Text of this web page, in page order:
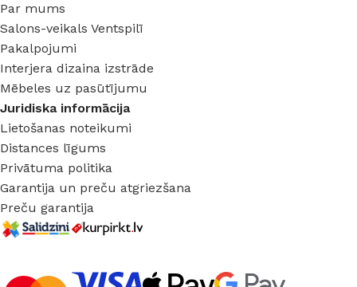
Par mums
Salons-veikals Ventspilī
Pakalpojumi
Interjera dizaina izstrāde
Mēbeles uz pasūtījumu
Juridiska informācija
Lietošanas noteikumi
Distances līgums
Privātuma politika
Garantija un preču atgriezšana
Preču garantija